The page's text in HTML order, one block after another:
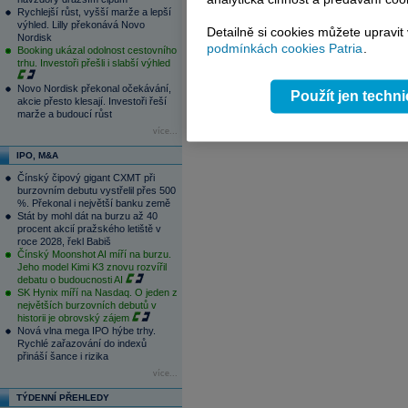
Rychlejší růst, vyšší marže a lepší
výhled. Lilly překonává Novo
Nordisk
Booking ukázal odolnost cestovního
trhu. Investoři přešli i slabší výhled
Novo Nordisk překonal očekávání,
akcie přesto klesají. Investoři řeší
marže a budoucí růst
více...
IPO, M&A
Čínský čipový gigant CXMT při
burzovním debutu vystřelil přes 500
%. Překonal i největší banku země
Stát by mohl dát na burzu až 40
procent akcií pražského letiště v
roce 2028, řekl Babiš
Čínský Moonshot AI míří na burzu.
Jeho model Kimi K3 znovu rozvířil
debatu o budoucnosti AI
SK Hynix míří na Nasdaq. O jeden z
největších burzovních debutů v
historii je obrovský zájem
Nová vlna mega IPO hýbe trhy.
Rychlé zařazování do indexů
přináší šance i rizika
více...
TÝDENNÍ PŘEHLEDY
Detailně si cookies můžete
podmínkách cookies Patria
Použít jen